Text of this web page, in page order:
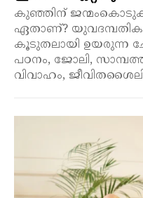
കുഞ്ഞിന്
ഏതാണ്?
കൂടുതലായി ഉയരുന്ന
പഠനം, ജോലി,
വിവാഹം, ജീവിതശൈലി